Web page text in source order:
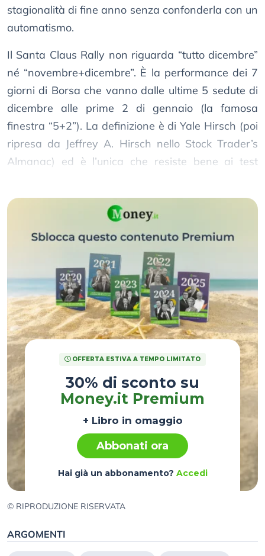
stagionalità di fine anno senza confonderla con un
automatismo.
Il Santa Claus Rally non riguarda “tutto dicembre”
né “novembre+dicembre”. È la performance dei 7
giorni di Borsa che vanno dalle ultime 5 sedute di
dicembre alle prime 2 di gennaio (la famosa
finestra “5+2”). La definizione è di Yale Hirsch (poi
ripresa da Jeffrey A. Hirsch nello Stock Trader’s
Almanac) ed è l’unica che resiste bene ai test
OFFERTA ESTIVA A TEMPO LIMITATO
30% di sconto su
Money.it Premium
+ Libro in omaggio
Abbonati ora
Hai già un abbonamento? Accedi
© RIPRODUZIONE RISERVATA
ARGOMENTI